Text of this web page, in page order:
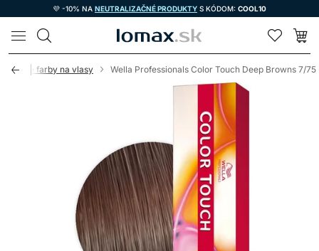
💜 -10% NA NEUTRALIZAČNÉ PRODUKTY S KÓDOM: COOL10
LOMAX
farby na vlasy Wella Professionals Color Touch Deep Browns 7/75